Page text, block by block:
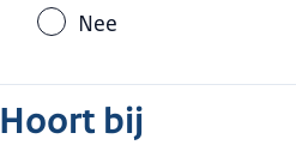
Nee
Hoort bij